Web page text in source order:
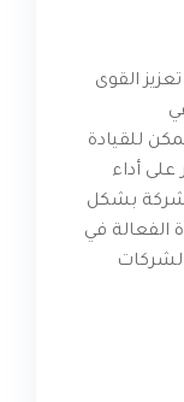
القوى
للقيادة
أداء
بشكل
الفعالة في